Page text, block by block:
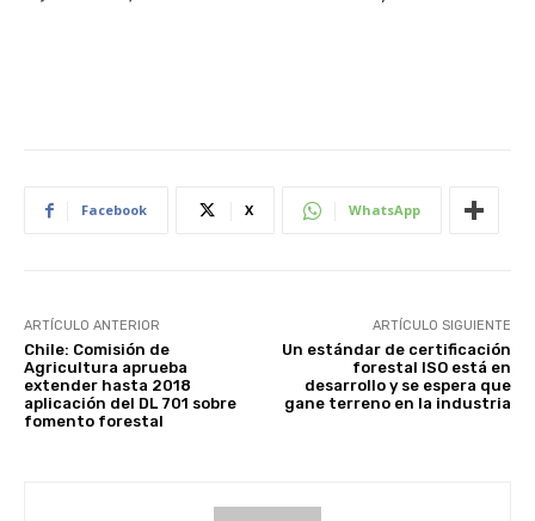
Facebook X WhatsApp
ARTÍCULO ANTERIOR
Chile: Comisión de
Agricultura aprueba
extender hasta 2018
aplicación del DL 701 sobre
fomento forestal
ARTÍCULO SIGUIENTE
Un estándar de certificación
forestal ISO está en
desarrollo y se espera que
gane terreno en la industria